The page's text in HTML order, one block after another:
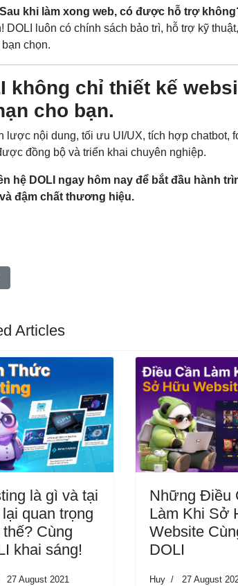
khi làm xong web, có được hỗ trợ
DOLI luôn có chính sách bảo trì, hỗ trợ kỹ
chọn.
không chỉ thiết kế
cho bạn.
lược nội dung, tối ưu UI/UX, tích hợp chatbot,
đồng bộ và triển khai chuyên nghiệp.
hệ DOLI ngay hôm nay để bắt đầu hành
đậm chất thương hiệu.
article: Website không chỉ đẹp – Nội dung phải
Articles
là gì và tại
quan trọng
thế? Cùng
khai sáng!
27 August 2021
Những Điều
Làm Khi Sở
Website
DOLI
Huy 27 August